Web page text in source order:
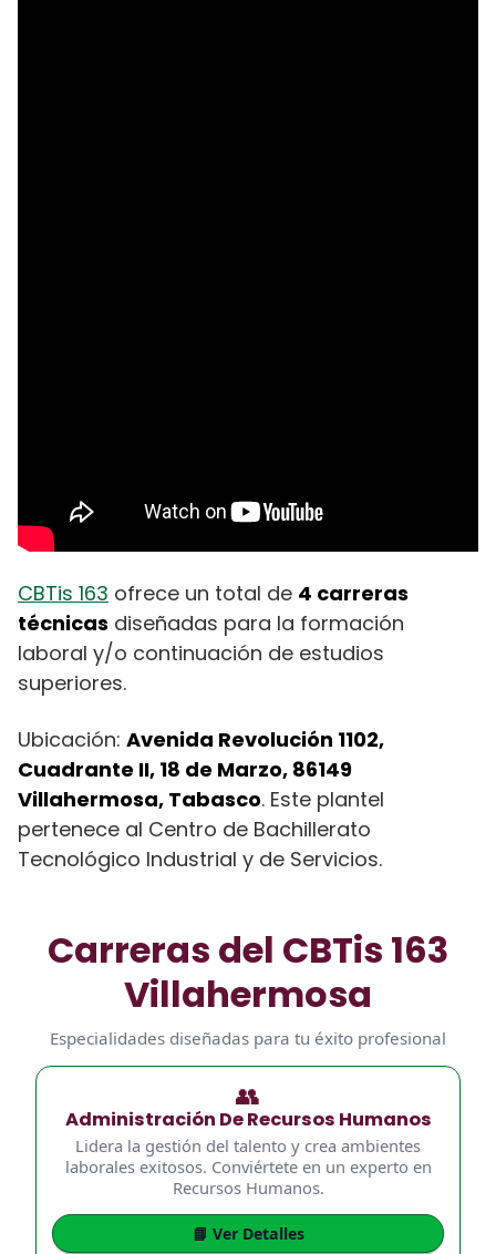
CBTis 163 ofrece un total de 4 carreras
técnicas diseñadas para la formación
laboral y/o continuación de estudios
superiores.
Ubicación: Avenida Revolución 1102,
Cuadrante II, 18 de Marzo, 86149
Villahermosa, Tabasco. Este plantel
pertenece al Centro de Bachillerato
Tecnológico Industrial y de Servicios.
Carreras del CBTis 163
Villahermosa
Especialidades diseñadas para tu éxito profesional
👥
Administración De Recursos Humanos
Lidera la gestión del talento y crea ambientes
laborales exitosos. Conviértete en un experto en
Recursos Humanos.
📘 Ver Detalles